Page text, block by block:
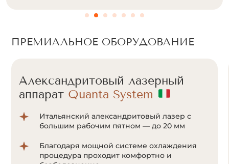
ПРЕМИАЛЬНОЕ ОБОРУДОВАНИЕ
Александритовый лазерный
аппаратCunosure Apogee+
Отсутствие болевых ощущений за счет
мощной системы охлаждения Zimmer;
Система ультракороткого импульса
позволяет воздействовать на волоски даже